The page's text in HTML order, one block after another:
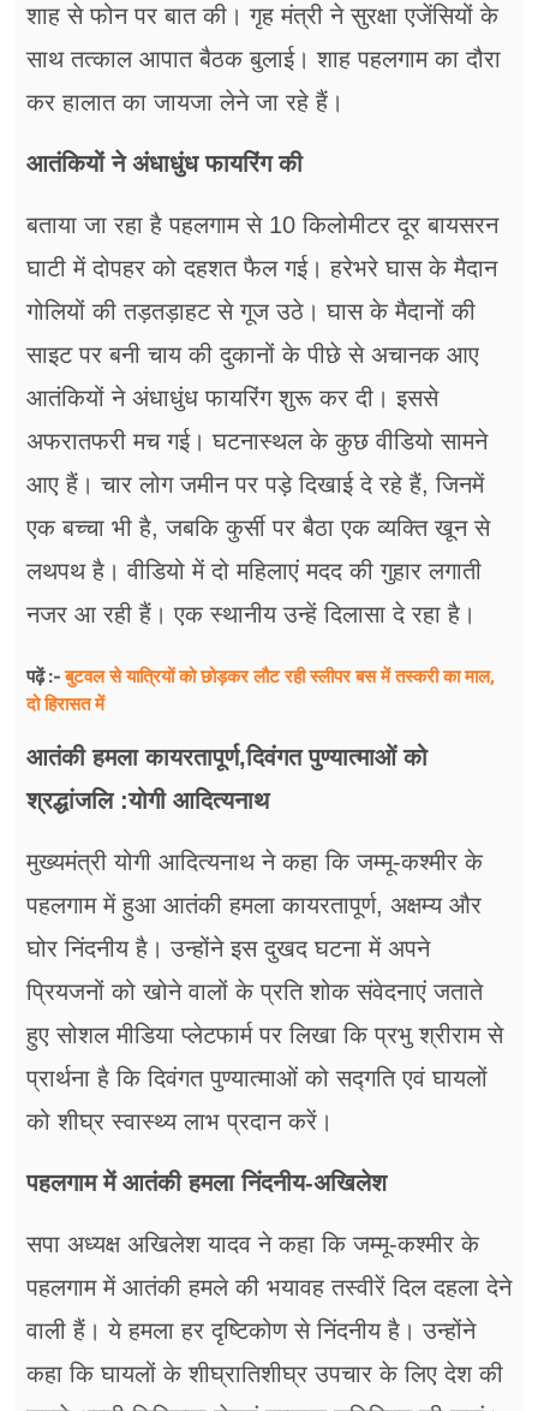
शाह से फोन पर बात की। गृह मंत्री ने सुरक्षा एजेंसियों के
साथ तत्काल आपात बैठक बुलाई। शाह पहलगाम का दौरा
कर हालात का जायजा लेने जा रहे हैं।
आतंकियों ने अंधाधुंध फायरिंग की
बताया जा रहा है पहलगाम से 10 किलोमीटर दूर बायसरन
घाटी में दोपहर को दहशत फैल गई। हरेभरे घास के मैदान
गोलियों की तड़तड़ाहट से गूज उठे। घास के मैदानों की
साइट पर बनी चाय की दुकानों के पीछे से अचानक आए
आतंकियों ने अंधाधुंध फायरिंग शुरू कर दी। इससे
अफरातफरी मच गई। घटनास्थल के कुछ वीडियो सामने
आए हैं। चार लोग जमीन पर पड़े दिखाई दे रहे हैं, जिनमें
एक बच्चा भी है, जबकि कुर्सी पर बैठा एक व्यक्ति खून से
लथपथ है। वीडियो में दो महिलाएं मदद की गुहार लगाती
नजर आ रही हैं। एक स्थानीय उन्हें दिलासा दे रहा है।
पढ़ें :-बुटवल से यात्रियों को छोड़कर लौट रही स्लीपर बस में तस्करी का माल,
दो हिरासत में
आतंकी हमला कायरतापूर्ण,दिवंगत पुण्यात्माओं को
श्रद्धांजलि :योगी आदित्यनाथ
मुख्यमंत्री योगी आदित्यनाथ ने कहा कि जम्मू-कश्मीर के
पहलगाम में हुआ आतंकी हमला कायरतापूर्ण, अक्षम्य और
घोर निंदनीय है। उन्होंने इस दुखद घटना में अपने
प्रियजनों को खोने वालों के प्रति शोक संवेदनाएं जताते
हुए सोशल मीडिया प्लेटफार्म पर लिखा कि प्रभु श्रीराम से
प्रार्थना है कि दिवंगत पुण्यात्माओं को सद्गति एवं घायलों
को शीघ्र स्वास्थ्य लाभ प्रदान करें।
पहलगाम में आतंकी हमला निंदनीय-अखिलेश
सपा अध्यक्ष अखिलेश यादव ने कहा कि जम्मू-कश्मीर के
पहलगाम में आतंकी हमले की भयावह तस्वीरें दिल दहला देने
वाली हैं। ये हमला हर दृष्टिकोण से निंदनीय है। उन्होंने
कहा कि घायलों के शीघ्रातिशीघ्र उपचार के लिए देश की